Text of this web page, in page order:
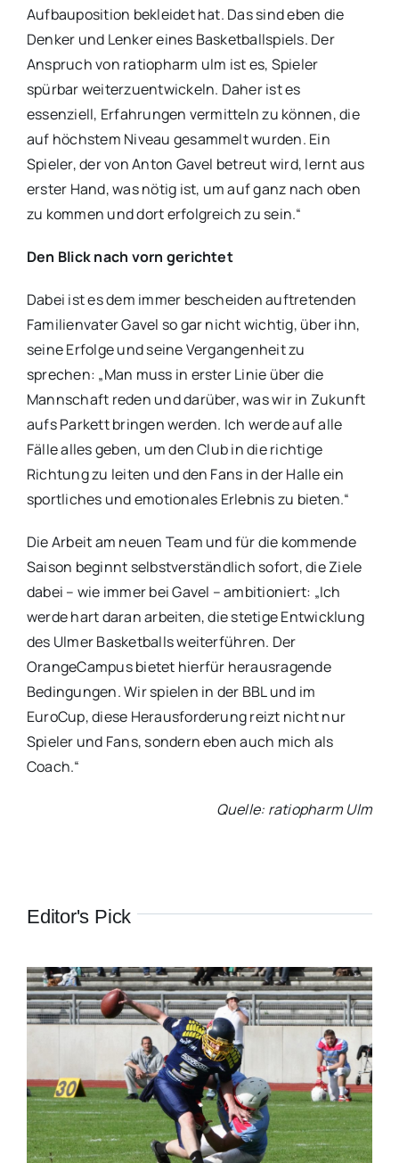
Aufbauposition bekleidet hat. Das sind eben die
Denker und Lenker eines Basketballspiels. Der
Anspruch von ratiopharm ulm ist es, Spieler
spürbar weiterzuentwickeln. Daher ist es
essenziell, Erfahrungen vermitteln zu können, die
auf höchstem Niveau gesammelt wurden. Ein
Spieler, der von Anton Gavel betreut wird, lernt aus
erster Hand, was nötig ist, um auf ganz nach oben
zu kommen und dort erfolgreich zu sein.“
Den Blick nach vorn gerichtet
Dabei ist es dem immer bescheiden auftretenden
Familienvater Gavel so gar nicht wichtig, über ihn,
seine Erfolge und seine Vergangenheit zu
sprechen: „Man muss in erster Linie über die
Mannschaft reden und darüber, was wir in Zukunft
aufs Parkett bringen werden. Ich werde auf alle
Fälle alles geben, um den Club in die richtige
Richtung zu leiten und den Fans in der Halle ein
sportliches und emotionales Erlebnis zu bieten.“
Die Arbeit am neuen Team und für die kommende
Saison beginnt selbstverständlich sofort, die Ziele
dabei – wie immer bei Gavel – ambitioniert: „Ich
werde hart daran arbeiten, die stetige Entwicklung
des Ulmer Basketballs weiterführen. Der
OrangeCampus bietet hierfür herausragende
Bedingungen. Wir spielen in der BBL und im
EuroCup, diese Herausforderung reizt nicht nur
Spieler und Fans, sondern eben auch mich als
Coach.“
Quelle: ratiopharm Ulm
Editor's Pick